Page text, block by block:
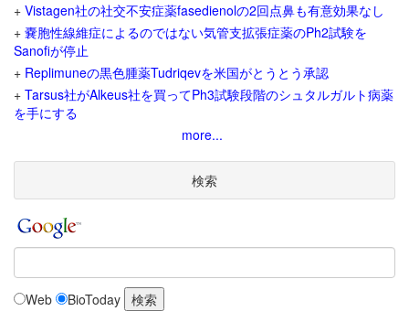
+ Vistagen社の社交不安症薬fasedienolの2回点鼻も有意効果なし
+ 嚢胞性線維症によるのではない気管支拡張症薬のPh2試験を
Sanofiが停止
+ Replimuneの黒色腫薬Tudriqevを米国がとうとう承認
+ Tarsus社がAlkeus社を買ってPh3試験段階のシュタルガルト病薬
を手にする
more...
検索
Web BioToday